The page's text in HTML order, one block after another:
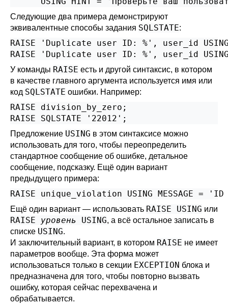
Следующие два примера демонстрируют
эквивалентные способы задания SQLSTATE:
RAISE 'Duplicate user ID: %', user_id
RAISE 'Duplicate user ID: %', user_id USING
У команды RAISE есть и другой синтаксис, в котором
в качестве главного аргумента используется имя или
код SQLSTATE ошибки. Например:
RAISE division_by_zero;
RAISE SQLSTATE '22012';
Предложение USING в этом синтаксисе можно
использовать для того, чтобы переопределить
стандартное сообщение об ошибке, детальное
сообщение, подсказку. Ещё один вариант
предыдущего примера:
RAISE unique_violation USING MESSAGE =
Ещё один вариант — использовать RAISE USING или
RAISE уровень USING, а всё остальное записать в
списке USING.
И заключительный вариант, в котором RAISE не имеет
параметров вообще. Эта форма может
использоваться только в секции EXCEPTION блока и
предназначена для того, чтобы повторно вызвать
ошибку, которая сейчас перехвачена и
обрабатывается.